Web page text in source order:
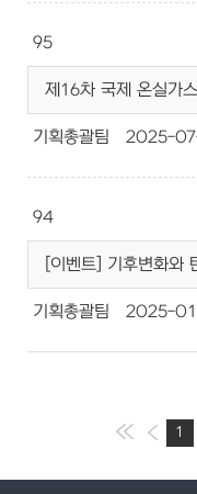
95
제16차 국제 온실가
기획총괄팀 2025-
94
[이벤트] 기후변화와
기획총괄팀 2025-
1